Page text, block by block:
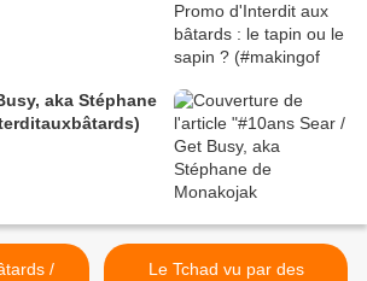
aka Stéphane
Le Tchad vu par des